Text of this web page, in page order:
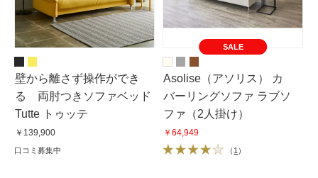
壁から離さず操作ができ
る 両肘つきソファベッド
Tutte トゥッテ
￥139,900
口コミ募集中
SALE
Asolise（アソリス） カ
バーリングソファ ラブソ
ファ（2人掛け）
￥64,949
（ 1 ）